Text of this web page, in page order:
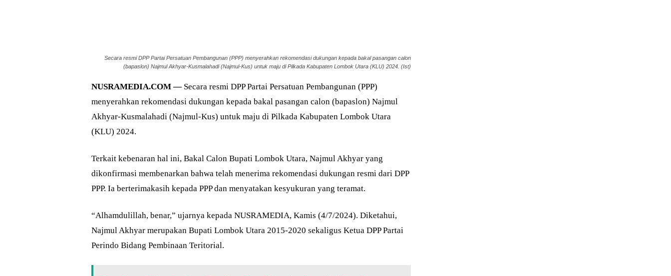
Secara resmi DPP Partai Persatuan Pembangunan (PPP) menyerahkan rekomendasi dukungan kepada bakal pasangan calon
(bapaslon) Najmul Akhyar-Kusmalahadi (Najmul-Kus) untuk maju di Pilkada Kabupaten Lombok Utara (KLU) 2024. (Ist)
NUSRAMEDIA.COM —Secara resmi DPP Partai Persatuan Pembangunan (PPP)
menyerahkan rekomendasi dukungan kepada bakal pasangan calon (bapaslon) Najmul
Akhyar-Kusmalahadi (Najmul-Kus) untuk maju di Pilkada Kabupaten Lombok Utara
(KLU) 2024.
Terkait kebenaran hal ini, Bakal Calon Bupati Lombok Utara, Najmul Akhyar yang
dikonfirmasi membenarkan bahwa telah menerima rekomendasi dukungan resmi dari DPP
PPP. Ia berterimakasih kepada PPP dan menyatakan kesyukuran yang teramat.
“Alhamdulillah, benar,” ujarnya kepada NUSRAMEDIA, Kamis (4/7/2024). Diketahui,
Najmul Akhyar merupakan Bupati Lombok Utara 2015-2020 sekaligus Ketua DPP Partai
Perindo Bidang Pembinaan Teritorial.